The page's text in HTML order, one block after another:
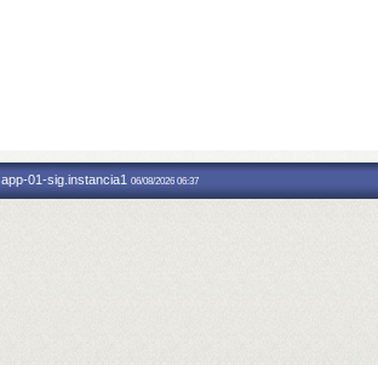
01-sig.instancia1 06/08/2026 06:37